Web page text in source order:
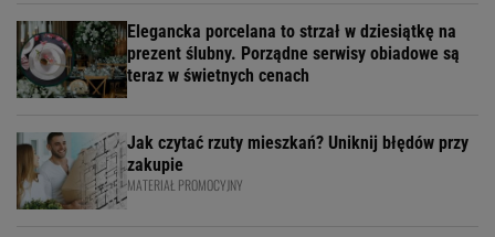
Elegancka porcelana to strzał w dziesiątkę na
prezent ślubny. Porządne serwisy obiadowe są
teraz w świetnych cenach
Jak czytać rzuty mieszkań? Uniknij błędów przy
zakupie
MATERIAŁ PROMOCYJNY